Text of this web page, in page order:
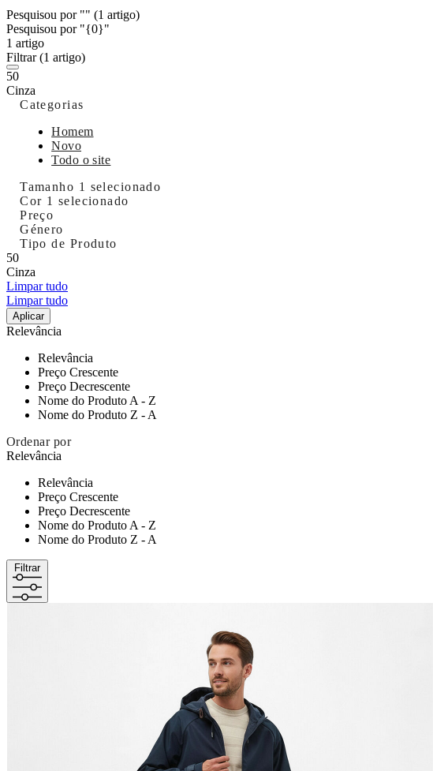
Pesquisou por "" (1 artigo)
Pesquisou por "{0}"
1 artigo
Filtrar(1 artigo)
50
Cinza
Categorias
Homem
Novo
Todo o site
Tamanho 1 selecionado
Cor 1 selecionado
Preço
Género
Tipo de Produto
50
Cinza
Limpar tudo
Limpar tudo
Aplicar
Relevância
Relevância
Preço Crescente
Preço Decrescente
Nome do Produto A - Z
Nome do Produto Z - A
Ordenar por
Relevância
Relevância
Preço Crescente
Preço Decrescente
Nome do Produto A - Z
Nome do Produto Z - A
Filtrar